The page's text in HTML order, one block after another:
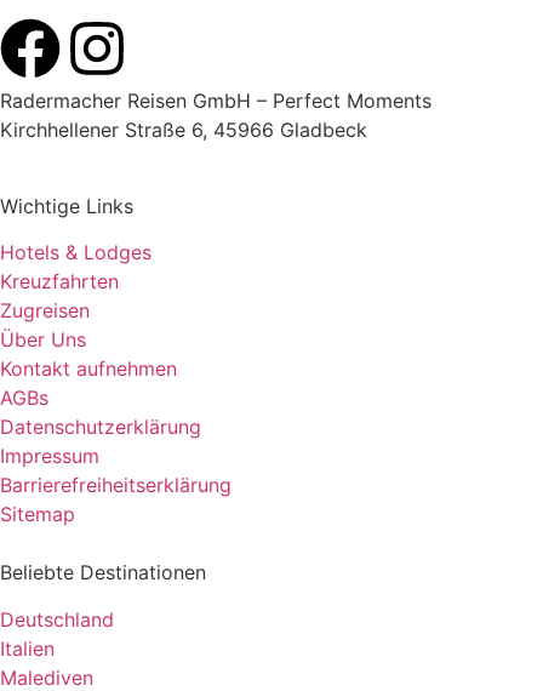
Radermacher Reisen GmbH – Perfect Moments
Kirchhellener Straße 6, 45966 Gladbeck
Wichtige Links
Hotels & Lodges
Kreuzfahrten
Zugreisen
Über Uns
Kontakt aufnehmen
AGBs
Datenschutzerklärung
Impressum
Barrierefreiheitserklärung
Sitemap
Beliebte Destinationen
Deutschland
Italien
Malediven